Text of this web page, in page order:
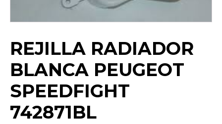
REJILLA RADIADOR
BLANCA PEUGEOT
SPEEDFIGHT
742871BL